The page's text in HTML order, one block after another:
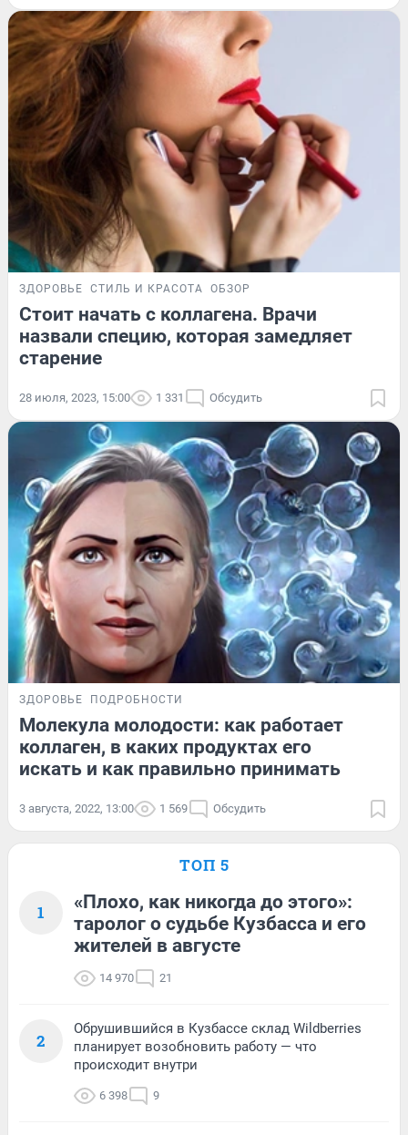
ЗДОРОВЬЕ СТИЛЬ И КРАСОТА ОБЗОР
Стоит начать с коллагена. Врачи
назвали специю, которая замедляет
старение
28 июля, 2023, 15:00 1 331 Обсудить
ЗДОРОВЬЕ ПОДРОБНОСТИ
Молекула молодости: как работает
коллаген, в каких продуктах его
искать и как правильно принимать
3 августа, 2022, 13:00 1 569 Обсудить
ТОП 5
1
«Плохо, как никогда до этого»:
таролог о судьбе Кузбасса и его
жителей в августе
14 970 21
2
Обрушившийся в Кузбассе склад Wildberries
планирует возобновить работу — что
происходит внутри
6 398 9